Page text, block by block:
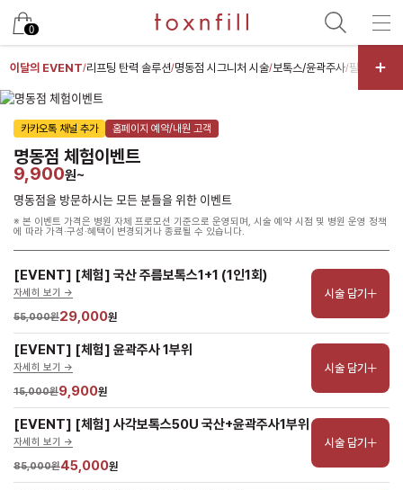
0
이달의 EVENT/리프팅 탄력 솔루션/명동점 시그니처 시술/보톡스/윤곽주사/필러/특수
카카오톡 채널 추가 홈페이지 예약/내원 고객
명동점 체험이벤트
9,900원~
명동점을 방문하시는 모든 분들을 위한 이벤트
※ 본 이벤트 가격은 병원 자체 프로모션 기준으로 운영되며, 시술 예약 시점 및 병원 운영 정책
에 따라 가격·구성·혜택이 변경되거나 종료될 수 있습니다.
[EVENT] [체험] 국산 주름보톡스1+1 (1인1회)
자세히 보기 ->
55,000원29,000원
시술 담기
[EVENT] [체험] 윤곽주사 1부위
자세히 보기 ->
15,000원9,900원
시술 담기
[EVENT] [체험] 사각보톡스50U 국산+윤곽주사1부위
자세히 보기 ->
85,000원45,000원
시술 담기
남은 시술/관리권 예약
남은 시술/관리권 종류 선택
[剩余治疗/护理券] 提升
[剩余治疗/护理券] 色素
[剩余治疗/护理券] 脱毛
[剩余治疗/护理券] 祛痘/毛孔
[剩余治疗/护理券] 皮肤增强剂
[剩余治疗/护理券] 皮肤护理
[剩余治疗/护理券] 体型
[剩余治疗/护理券] 抗衰老输液
[剩余治疗/护理券] 其他